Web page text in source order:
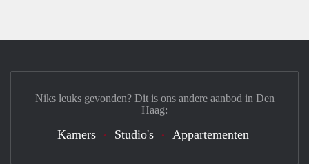
Niks leuks gevonden? Dit is ons andere aanbod in Den
Haag:
Kamers Studio's Appartementen